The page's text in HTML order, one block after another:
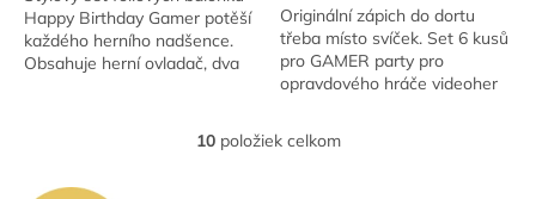
hviezdičiek.
Happy Birthday Gamer potěší
každého herního nadšence.
Obsahuje herní ovladač, dva
Originální zápich do dortu
třeba místo svíček. Set 6 kusů
pro GAMER party pro
opravdového hráče videoher
O
10položiek celkom